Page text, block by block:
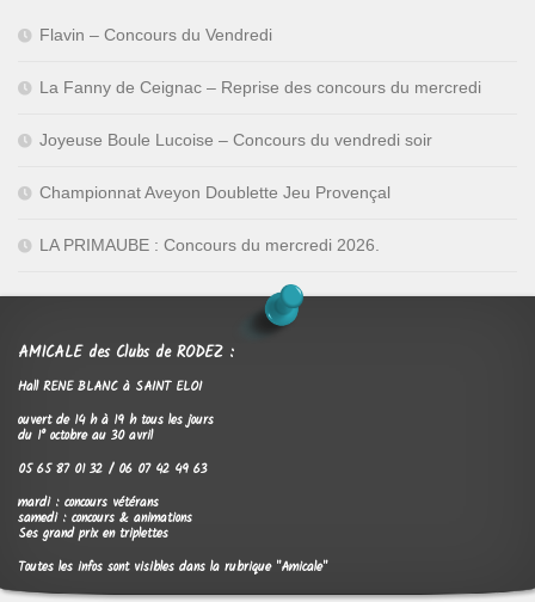
Flavin – Concours du Vendredi
La Fanny de Ceignac – Reprise des concours du mercredi
Joyeuse Boule Lucoise – Concours du vendredi soir
Championnat Aveyon Doublette Jeu Provençal
LA PRIMAUBE : Concours du mercredi 2026.
AMICALE des Clubs de RODEZ :
Hall RENE BLANC à SAINT ELOI
ouvert de 14 h à 19 h tous les jours
du 1° octobre au 30 avril
05 65 87 01 32 / 06 07 42 49 63
mardi : concours vétérans
samedi : concours & animations
Ses grand prix en triplettes
Toutes les infos sont visibles dans la rubrique "Amicale"